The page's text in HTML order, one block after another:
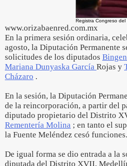
Registra Congreso
www.orizabaenred.com.mx
En la primera sesión ordinaria,
agosto, la Diputación Permanente
solicitudes de los diputados
Mariana Dunyaska García Rojas y
Cházaro .
En la sesión, la Diputación
de la reincorporación, a partir del
diputado propietario del Distrito
Rementería Molina ; en tanto el
la Fuente Meléndez cesó funciones.
De igual forma se dio entrada a la
diputada del Distrito XVII,